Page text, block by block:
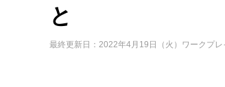
と
最終更新日：2022年4月19日（火） ワークプレ